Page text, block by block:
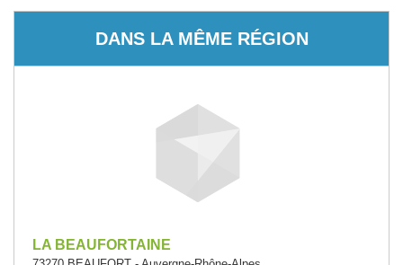
DANS LA MÊME RÉGION
LA BEAUFORTAINE